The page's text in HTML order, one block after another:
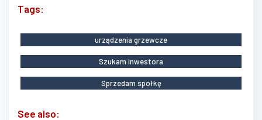
Tags:
urządzenia grzewcze
Szukam inwestora
Sprzedam spółkę
See also: